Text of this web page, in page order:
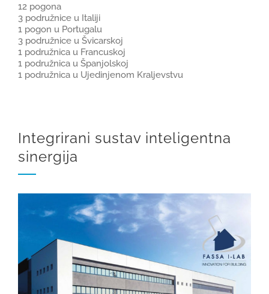
12 pogona
3 podružnice u Italiji
1 pogon u Portugalu
3 podružnice u Švicarskoj
1 podružnica u Francuskoj
1 podružnica u Španjolskoj
1 podružnica u Ujedinjenom Kraljevstvu
Integrirani sustav inteligentna
sinergija